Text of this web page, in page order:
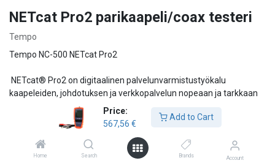
Price:
567,56 €
Add to Cart
Home Search Brands Account
NETcat Pro2 parikaapeli/coax testeri
Tempo
Tempo NC-500 NETcat Pro2
NETcat® Pro2 on digitaalinen palvelunvarmistustyökalu
kaapeleiden, johdotuksen ja verkkopalvelun nopeaan ja tarkkaan
tarkistamiseen. Taustavalaistu kosketusnäyttöä käytettäessä
NETcat ei vain testaa johdotuksen jatkuvuutta ja oikeaa parien
allokointia, vaan mittaa myös kaikkien kuparilankojen pituuden
hyödyntämällä edistynyttä nopeaa aika-alueen reflektometriaa.
(TDR) Lisäksi NETcat® Pro määrittää, onko verkkopalvelu